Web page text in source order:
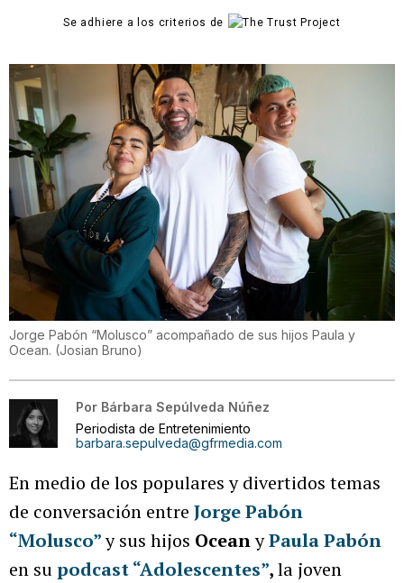
Se adhiere a los criterios de
Jorge Pabón “Molusco” acompañado de sus hijos Paula y
Ocean. (Josian Bruno)
Por Bárbara Sepúlveda Núñez
Periodista de Entretenimiento
barbara.sepulveda@gfrmedia.com
En medio de los populares y divertidos temas
de conversación entre Jorge Pabón
“Molusco”y sus hijos OceanyPaula Pabón
en supodcast “Adolescentes”,la joven